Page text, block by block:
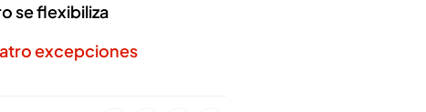
se flexibiliza
excepciones